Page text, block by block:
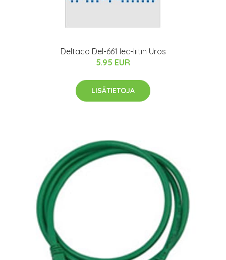
Deltaco Del-661 Iec-liitin Uros
5.95 EUR
LISÄTIETOJA